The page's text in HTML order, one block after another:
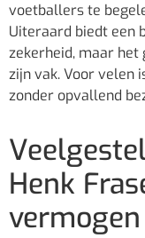
voetballers te
Uiteraard biedt een
zekerheid, maar
zijn vak. Voor velen
zonder opvallend
Henk
vermogen